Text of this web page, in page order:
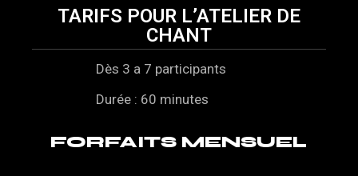
TARIFS POUR L’ATELIER DE
CHANT
Dès 3 a 7 participants
Durée : 60 minutes
FORFAITS MENSUEL